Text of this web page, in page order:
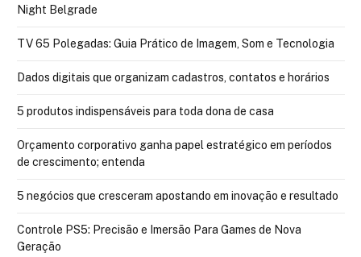
Night Belgrade
TV 65 Polegadas: Guia Prático de Imagem, Som e Tecnologia
Dados digitais que organizam cadastros, contatos e horários
5 produtos indispensáveis para toda dona de casa
Orçamento corporativo ganha papel estratégico em períodos
de crescimento; entenda
5 negócios que cresceram apostando em inovação e resultado
Controle PS5: Precisão e Imersão Para Games de Nova
Geração